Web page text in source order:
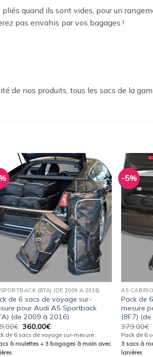
quand ils sont vides, pour un
pas envahis par vos bagages !
de nos produits, tous les sacs de la
Ajouter
à la
wishlist
(8TA) (DE 2009 À 2016)
de 6 sacs de voyage sur-
pour Audi A5 Sportback
(de 2009 à 2016)
€ Le
prix
initial
était :
360,00€Le
prix
actuel
est :
de 6 sacs de voyage sur-mesure :
à roulettes + 3 bagages à main avec
-5%
A5
Pack de
mesure
(8F7)
379,00€
Pack de 6
3 sacs à
lanières